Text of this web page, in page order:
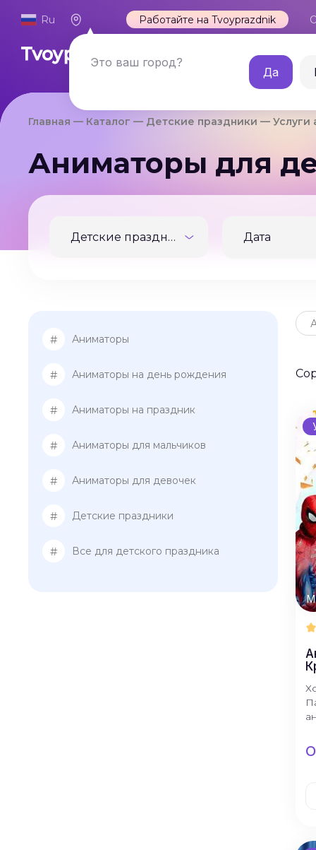
Ru
Это ваш город?
Да
Работайте на Tvoyprazdnik
Главная Каталог Детские праздники Услуги
Аниматоры для
Детские праздники
# Аниматоры
# Аниматоры на день рождения
# Аниматоры на праздник
# Аниматоры для мальчиков
# Аниматоры для девочек
# Детские праздники
# Все для детского праздника